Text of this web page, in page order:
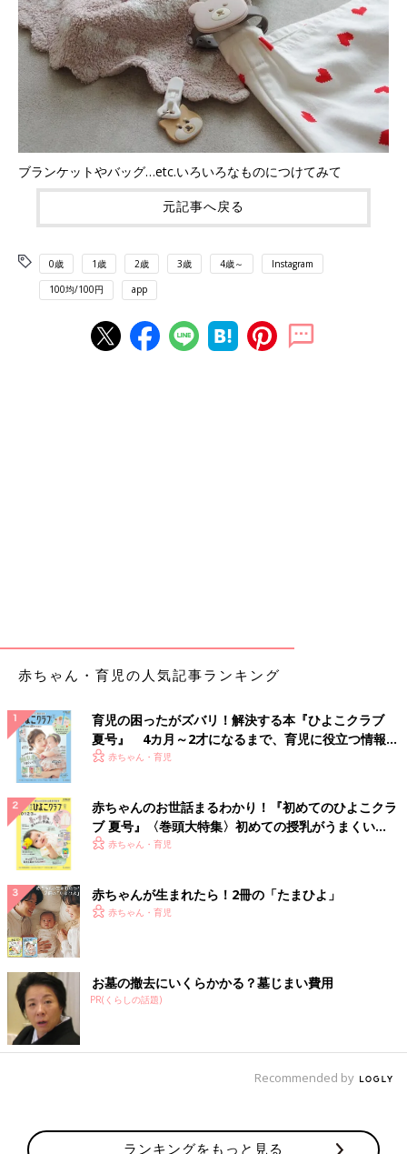
ブランケットやバッグ…etc.いろいろなものにつけてみて
元記事へ戻る
0歳 1歳 2歳 3歳 4歳～ Instagram
100均/100円 app
赤ちゃん・育児の人気記事ランキング
育児の困ったがズバリ！解決する本『ひよこクラブ
夏号』 4カ月～2才になるまで、育児に役立つ情報が
いっぱい！
赤ちゃん・育児
赤ちゃんのお世話まるわかり！『初めてのひよこクラ
ブ 夏号』〈巻頭大特集〉初めての授乳がうまくい
く！ おっぱい・ミルクの基本と夏のトラブル 解決テ
赤ちゃん・育児
赤ちゃんが生まれたら！2冊の「たまひよ」
赤ちゃん・育児
お墓の撤去にいくらかかる？墓じまい費用
PR(くらしの話題)
Recommended by
ランキングをもっと見る